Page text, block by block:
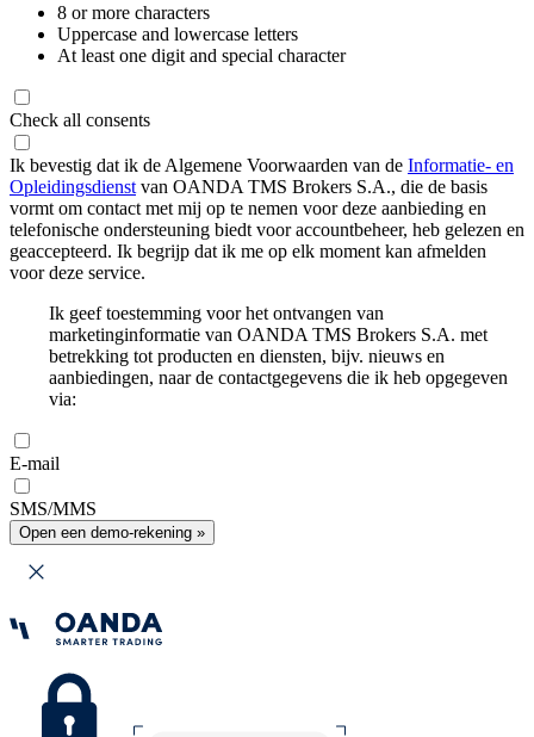
8 or more characters
Uppercase and lowercase letters
At least one digit and special character
Check all consents
Ik bevestig dat ik de Algemene Voorwaarden van de Informatie- en
Opleidingsdienst van OANDA TMS Brokers S.A., die de basis
vormt om contact met mij op te nemen voor deze aanbieding en
telefonische ondersteuning biedt voor accountbeheer, heb gelezen en
geaccepteerd. Ik begrijp dat ik me op elk moment kan afmelden
voor deze service.
Ik geef toestemming voor het ontvangen van
marketinginformatie van OANDA TMS Brokers S.A. met
betrekking tot producten en diensten, bijv. nieuws en
aanbiedingen, naar de contactgegevens die ik heb opgegeven
via:
E-mail
SMS/MMS
Open een demo-rekening »